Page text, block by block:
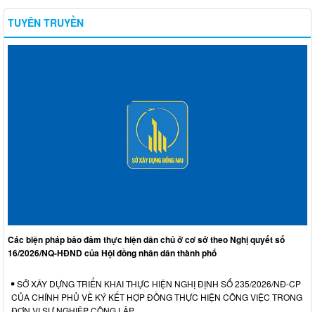
TUYÊN TRUYỀN
Các biện pháp bảo đảm thực hiện dân chủ ở cơ sở theo Nghị quyết số
16/2026/NQ-HĐND của Hội đồng nhân dân thành phố
SỞ XÂY DỰNG TRIỂN KHAI THỰC HIỆN NGHỊ ĐỊNH SỐ 235/2026/NĐ-CP
CỦA CHÍNH PHỦ VỀ KÝ KẾT HỢP ĐỒNG THỰC HIỆN CÔNG VIỆC TRONG